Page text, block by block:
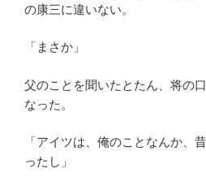
の康三に違いない。
「まさか」
父のことを聞いたとたん、将の
なった。
「アイツは、俺のことなんか、
ったし」